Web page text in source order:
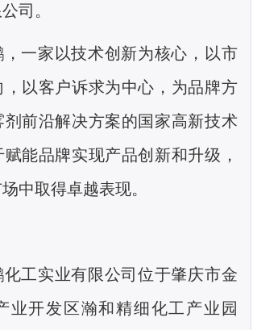
司。
，一家以技术创新为核心，以市
以客户诉求为中心，为品牌方
前沿解决方案的国家高新技术
能品牌实现产品创新和升级，
中取得卓越表现。
化工实业有限公司位于肇庆市金
业开发区瀚和精细化工产业园